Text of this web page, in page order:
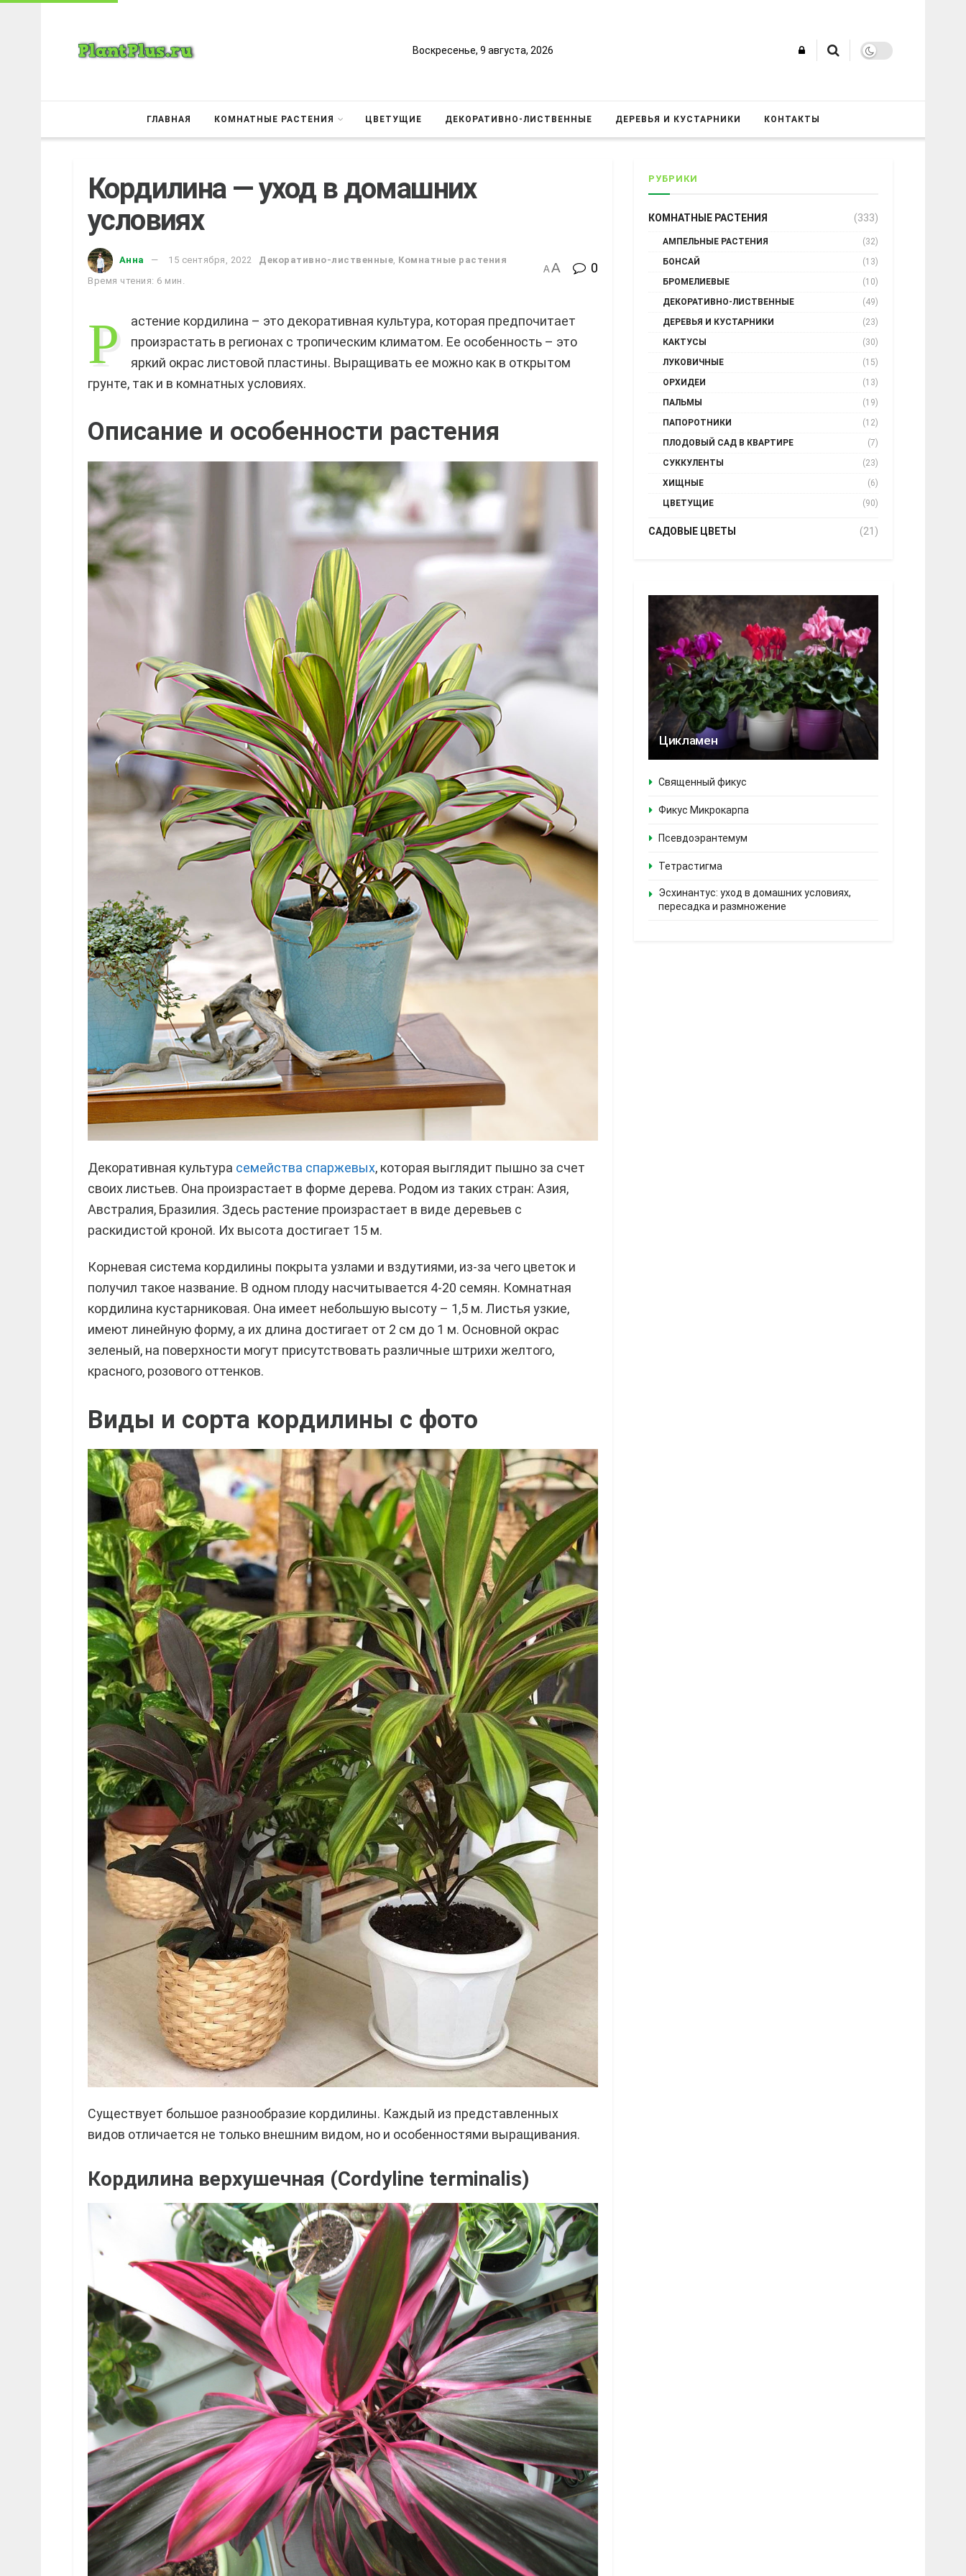
Воскресенье, 9 августа, 2026
ГЛАВНАЯ КОМНАТНЫЕ РАСТЕНИЯ ЦВЕТУЩИЕ ДЕКОРАТИВНО-ЛИСТВЕННЫЕ ДЕРЕВЬЯ И КУСТАРНИКИ КОНТАКТЫ
Кордилина — уход в домашних
условиях
Анна 15 сентября, 2022 Декоративно-лиственные Комнатные растения
Время чтения: 6 мин.
A A 0
Р
астение кордилина – это декоративная культура, которая предпочитает
произрастать в регионах с тропическим климатом. Ее особенность – это
яркий окрас листовой пластины. Выращивать ее можно как в открытом
грунте, так и в комнатных условиях.
Описание и особенности растения
Декоративная культура семейства спаржевых, которая выглядит пышно за счет
своих листьев. Она произрастает в форме дерева. Родом из таких стран: Азия,
Австралия, Бразилия. Здесь растение произрастает в виде деревьев с
раскидистой кроной. Их высота достигает 15 м.
Корневая система кордилины покрыта узлами и вздутиями, из-за чего цветок и
получил такое название. В одном плоду насчитывается 4-20 семян. Комнатная
кордилина кустарниковая. Она имеет небольшую высоту – 1,5 м. Листья узкие,
имеют линейную форму, а их длина достигает от 2 см до 1 м. Основной окрас
зеленый, на поверхности могут присутствовать различные штрихи желтого,
красного, розового оттенков.
Виды и сорта кордилины с фото
Существует большое разнообразие кордилины. Каждый из представленных
видов отличается не только внешним видом, но и особенностями выращивания.
Кордилина верхушечная (Cordyline terminalis)
РУБРИКИ
КОМНАТНЫЕ РАСТЕНИЯ (333)
АМПЕЛЬНЫЕ РАСТЕНИЯ
(32)
БОНСАЙ
(13)
БРОМЕЛИЕВЫЕ
(10)
ДЕКОРАТИВНО-ЛИСТВЕННЫЕ
(49)
ДЕРЕВЬЯ И КУСТАРНИКИ
(23)
КАКТУСЫ
(30)
ЛУКОВИЧНЫЕ
(15)
ОРХИДЕИ
(13)
ПАЛЬМЫ
(19)
ПАПОРОТНИКИ
(12)
ПЛОДОВЫЙ САД В КВАРТИРЕ
(7)
СУККУЛЕНТЫ
(23)
ХИЩНЫЕ
(6)
ЦВЕТУЩИЕ
(90)
САДОВЫЕ ЦВЕТЫ (21)
Цикламен
Священный фикус
Фикус Микрокарпа
Псевдоэрантемум
Тетрастигма
Эсхинантус: уход в домашних условиях,
пересадка и размножение